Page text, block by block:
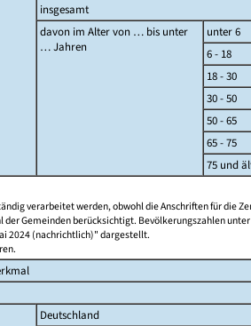
insgesamt
davon im Alter von … bis unter
… Jahren
unter 6
6 - 18
18 - 30
30 - 50
50 - 65
65 - 75
75 und
verarbeitet werden, obwohl die Anschriften für die
Gemeinden berücksichtigt. Bevölkerungszahlen
2024 (nachrichtlich)" dargestellt.
Deutschland